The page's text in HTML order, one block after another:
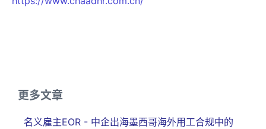
更多文章
名义雇主EOR - 中企出海墨西哥海外用工合规中的